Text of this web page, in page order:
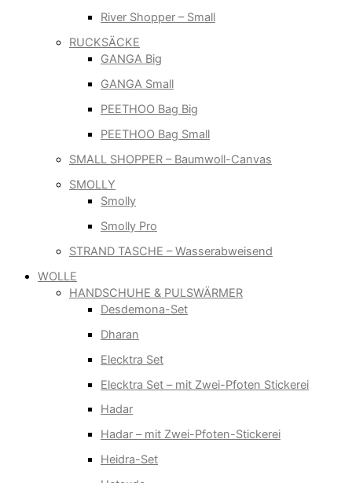
River Shopper – Small
RUCKSÄCKE
GANGA Big
GANGA Small
PEETHOO Bag Big
PEETHOO Bag Small
SMALL SHOPPER – Baumwoll-Canvas
SMOLLY
Smolly
Smolly Pro
STRAND TASCHE – Wasserabweisend
WOLLE
HANDSCHUHE & PULSWÄRMER
Desdemona-Set
Dharan
Elecktra Set
Elecktra Set – mit Zwei-Pfoten Stickerei
Hadar
Hadar – mit Zwei-Pfoten-Stickerei
Heidra-Set